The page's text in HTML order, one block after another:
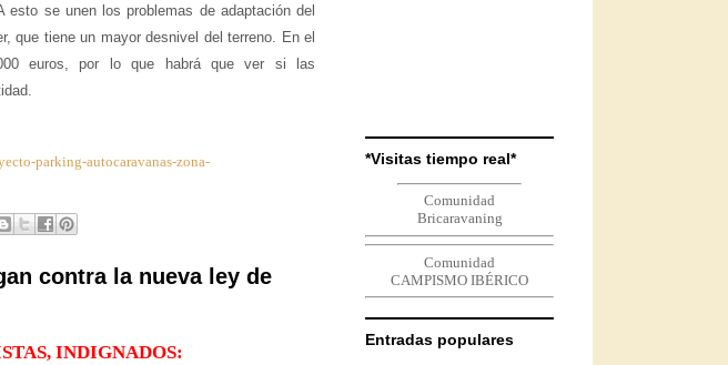
se unen los problemas de adaptación del
que tiene un mayor desnivel del terreno. En el
euros, por lo que habrá que ver si las
parking-autocaravanas-zona-
contra la nueva ley de
INDIGNADOS:
*Visitas tiempo real*
Comunidad
Bricaravaning
Comunidad
CAMPISMO IBÉRICO
Entradas populares